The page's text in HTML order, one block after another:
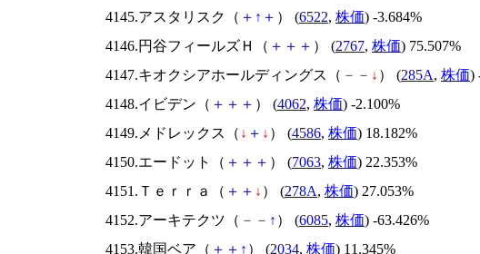
4145.アスタリスク（ ＋ ↑ ＋ ） (6522, 株価) -3.684%
4146.円谷フィールズＨ（ ＋ ＋ ＋ ） (2767, 株価) 75.507%
4147.キオクシアホールディングス（ － － ↓ ） (285A, 株価)
4148.イビデン（ ＋ ＋ ＋ ） (4062, 株価) -2.100%
4149.メドレックス（ ↓ ＋ ↓ ） (4586, 株価) 18.182%
4150.エードット（ ＋ ＋ ＋ ） (7063, 株価) 22.353%
4151.Ｔｅｒｒａ（ ＋ ＋ ↓ ） (278A, 株価) 27.053%
4152.アーキテクツ（ － － ↑ ） (6085, 株価) -63.426%
4153.韓国ベア（ ＋ ＋ ↑ ） (2034, 株価) 11.345%